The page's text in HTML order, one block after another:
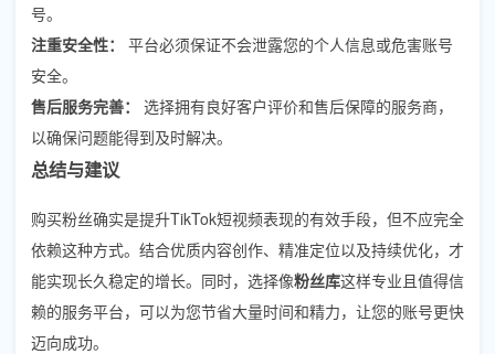
号。
注重安全性：
平台必须保证不会泄露您的个人信息或危害账号
安全。
售后服务完善：
选择拥有良好客户评价和售后保障的服务商，
以确保问题能得到及时解决。
总结与建议
购买粉丝确实是提升TikTok短视频表现的有效手段，但不应完全
依赖这种方式。结合优质内容创作、精准定位以及持续优化，才
能实现长久稳定的增长。同时，选择像粉丝库这样专业且值得信
赖的服务平台，可以为您节省大量时间和精力，让您的账号更快
迈向成功。